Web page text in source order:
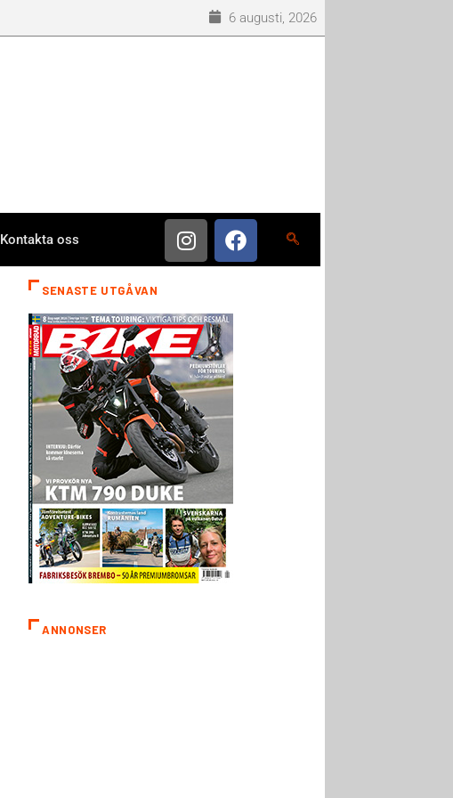
6 augusti, 2026
Kontakta oss
SENASTE UTGÅVAN
ANNONSER